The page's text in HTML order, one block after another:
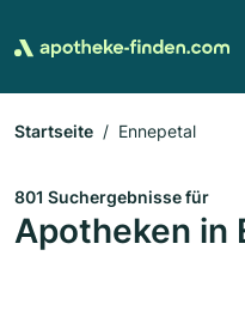
Startseite Ennepetal
801 Suchergebnisse für
Apotheken in